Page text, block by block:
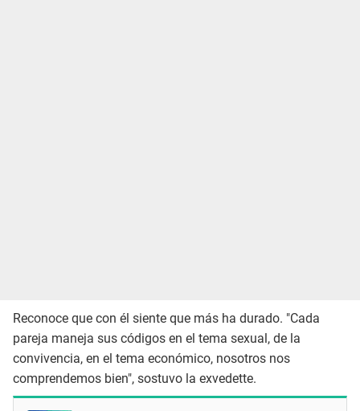
Reconoce que con él siente que más ha durado. "Cada
pareja maneja sus códigos en el tema sexual, de la
convivencia, en el tema económico, nosotros nos
comprendemos bien", sostuvo la exvedette.